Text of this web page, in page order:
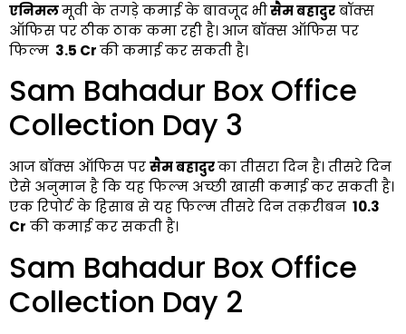
एनिमलमूवी के तगड़े कमाई के बावजूद भीसैम बहादुरबॉक्स
ऑफिस पर ठीक ठाक कमा रही है। आज बॉक्स ऑफिस पर
फिल्म ₹ 3.5 Crकी कमाई कर सकतीहै।
Sam Bahadur Box Office
Collection Day 3
आज बॉक्स ऑफिस परसैम बहादुरका तीसरा दिन है। तीसरे दिन
ऐसे अनुमान है कि यह फिल्म अच्छी खासी कमाई कर सकती है।
एक रिपोर्ट के हिसाब से यह फिल्म तीसरे दिन तक़रीबन ₹ 10.3
Cr की कमाई कर सकतीहै।
Sam Bahadur Box Office
Collection Day 2